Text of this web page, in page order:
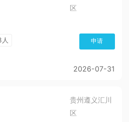
区
人 申请
2026-07-31
贵州遵义汇川
区